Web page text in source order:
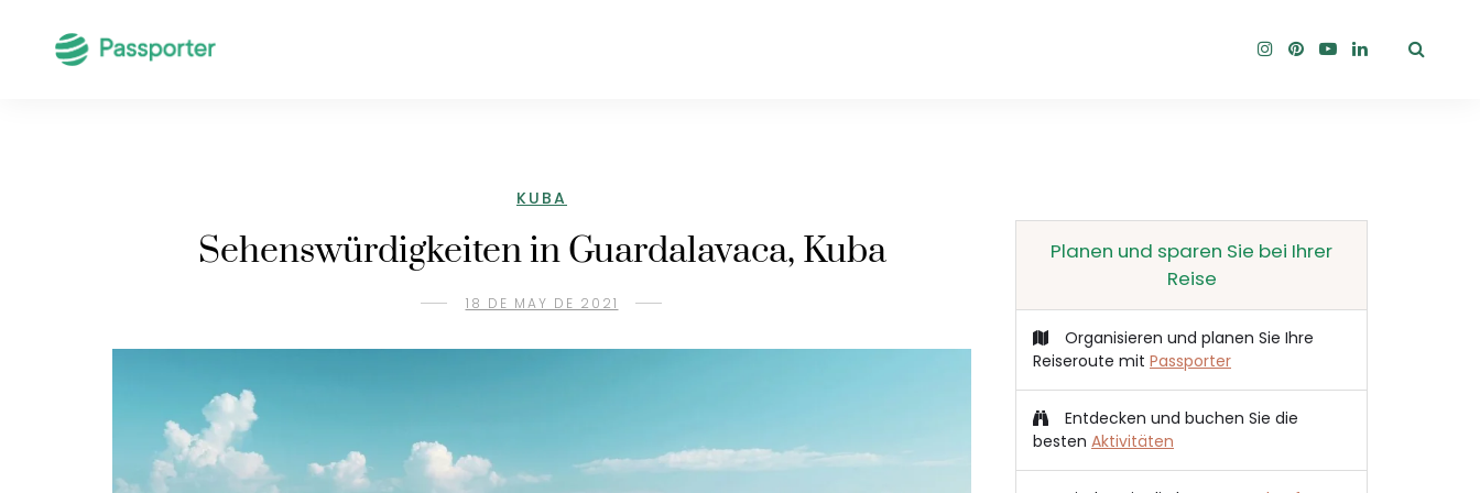
KUBA
Sehenswürdigkeiten in Guardalavaca, Kuba
18 DE MAY DE 2021
Planen und sparen Sie bei Ihrer
Reise
Organisieren und planen Sie Ihre
Reiseroute mit Passporter
Entdecken und buchen Sie die
besten Aktivitäten